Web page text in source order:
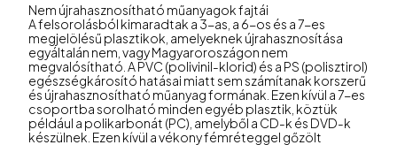
Nem újrahasznosítható műanyagok fajtái
A felsorolásból kimaradtak a 3-as, a 6-os és a 7-es
megjelölésű plasztikok, amelyeknek újrahasznosítása
egyáltalán nem, vagy Magyaroroszágon nem
megvalósítható. A PVC (polivinil-klorid) és a PS (polisztirol)
egészségkárosító hatásai miatt sem számítanak korszerű
és újrahasznosítható műanyag formának. Ezen kívül a 7-es
csoportba sorolható minden egyéb plasztik, köztük
például a polikarbonát (PC), amelyből a CD-k és DVD-k
készülnek. Ezen kívül a vékony fémréteggel gőzölt